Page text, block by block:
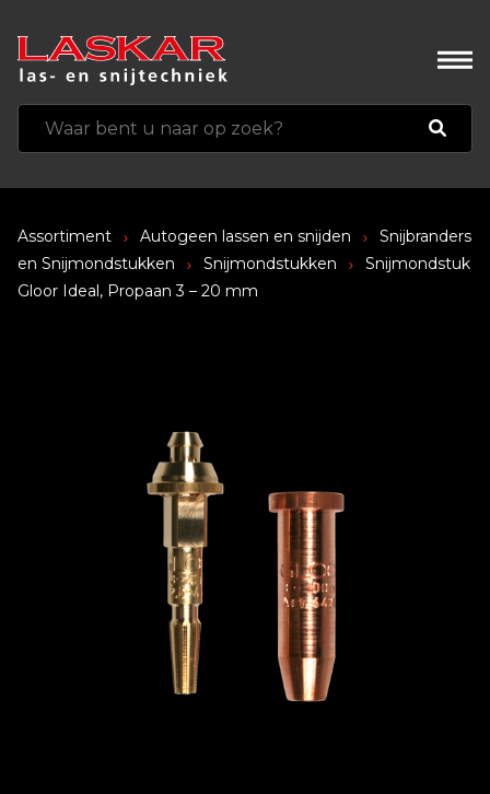
Assortiment Autogeen lassen en snijden
Snijbranders
en Snijmondstukken
Snijmondstukken
Snijmondstuk
Gloor Ideal, Propaan 3 – 20 mm